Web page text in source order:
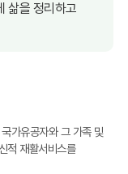
삶을 정리하고
가유공자와 그 가족 및
적 재활서비스를